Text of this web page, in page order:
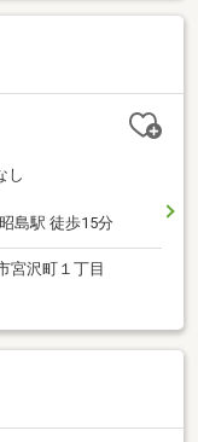
し
島駅 徒歩15分
宮沢町１丁目